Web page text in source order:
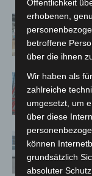
Öffentlichkeit
erhobenen,
betroffene
über die ihnen
Wir haben als
zahlreiche
umgesetzt, um
über diese
können
grundsätzlich
absoluter